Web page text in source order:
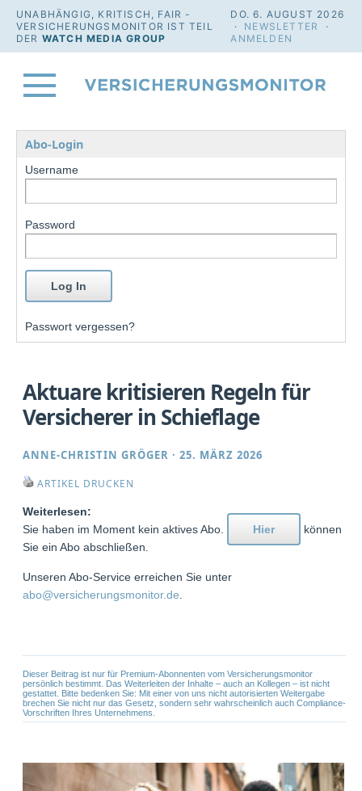
UNABHÄNGIG, KRITISCH, FAIR -
VERSICHERUNGSMONITOR IST TEIL
DER WATCH MEDIA GROUP
DO. 6. AUGUST 2026
· NEWSLETTER
·
ANMELDEN
Abo-Login
Username
Password
Passwort vergessen?
Aktuare kritisieren Regeln für
Versicherer in Schieflage
ANNE-CHRISTIN GRÖGER ·25. MÄRZ 2026
ARTIKEL DRUCKEN
Weiterlesen:
Sie haben im Moment kein aktives Abo.
Hier
können
Sie ein Abo abschließen.
Unseren Abo-Service erreichen Sie unter
abo@versicherungsmonitor.de
Dieser Beitrag ist nur für Premium-Abonnenten vom Versicherungsmonitor
persönlich bestimmt. Das Weiterleiten der Inhalte – auch an Kollegen – ist nicht
gestattet. Bitte bedenken Sie: Mit einer von uns nicht autorisierten Weitergabe
brechen Sie nicht nur das Gesetz, sondern sehr wahrscheinlich auch Compliance-
Vorschriften Ihres Unternehmens.